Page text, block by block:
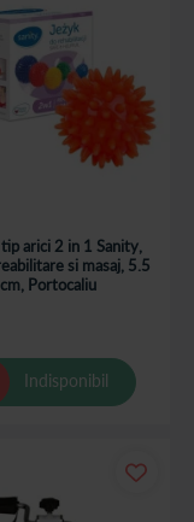
arici 2 in 1 Sanity,
si masaj, 5.5
cm, Portocaliu
Indisponibil